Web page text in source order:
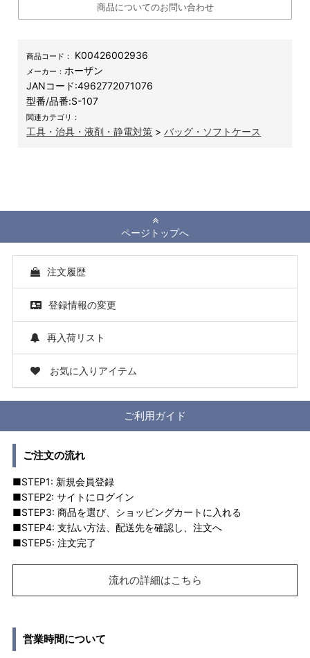
商品についてのお問い合わせ
商品コード： K00426002936
メーカー：ホーザン
JANコード:4962772071076
型番/品番:S-107
関連カテゴリ：
工具・治具・液剤・静電対策 >バッグ・ソフトケース
ページトップへ
注文履歴
登録情報の変更
再入荷リスト
お気に入りアイテム
ご利用ガイド
ご注文の流れ
■STEP1: 新規会員登録
■STEP2: サイトにログイン
■STEP3: 商品を選び、ショッピングカートに入れる
■STEP4: 支払い方法、配送先を確認し、注文へ
■STEP5: 注文完了
流れの詳細はこちら
営業時間について